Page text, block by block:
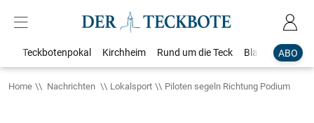
ABO
Teckbotenpokal Kirchheim Rund um die Teck Blaulicht
Home Nachrichten Lokalsport Piloten segeln Richtung Podium